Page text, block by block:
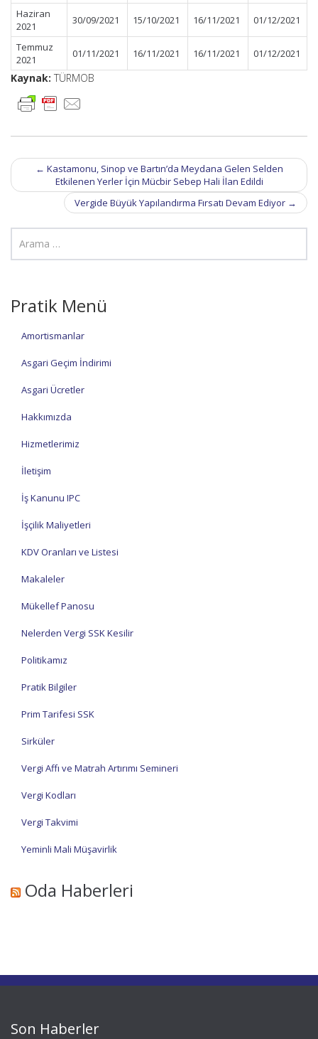
Haziran
2021
30/09/2021 15/10/2021 16/11/2021 01/12/2021
Temmuz
2021
01/11/2021 16/11/2021 16/11/2021 01/12/2021
Kaynak: TÜRMOB
Post
navigation
← Kastamonu, Sinop ve Bartın’da Meydana Gelen Selden
Etkilenen Yerler İçin Mücbir Sebep Hali İlan Edildi
Vergide Büyük Yapılandırma Fırsatı Devam Ediyor →
Pratik Menü
Amortismanlar
Asgari Geçim İndirimi
Asgari Ücretler
Hakkımızda
Hizmetlerimiz
İletişim
İş Kanunu IPC
İşçilik Maliyetleri
KDV Oranları ve Listesi
Makaleler
Mükellef Panosu
Nelerden Vergi SSK Kesilir
Politikamız
Pratik Bilgiler
Prim Tarifesi SSK
Sirküler
Vergi Affı ve Matrah Artırımı Semineri
Vergi Kodları
Vergi Takvimi
Yeminli Mali Müşavirlik
Oda Haberleri
Son Haberler